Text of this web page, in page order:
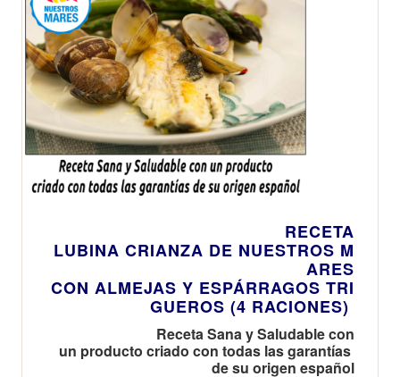
RECETA
LUBINA CRIANZA DE NUESTROS M
ARES
CON ALMEJAS Y ESPÁRRAGOS TRI
GUEROS (4 RACIONES)
Receta Sana y Saludable con
un producto criado con todas las garantías
de su origen español